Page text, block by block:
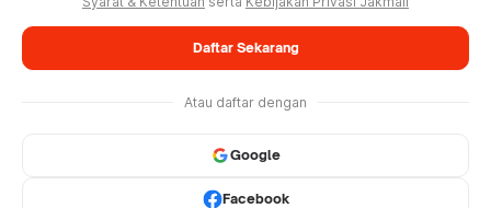
Daftar Sekarang
Atau daftar dengan
Google
Facebook